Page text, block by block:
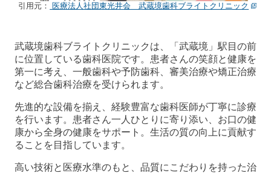
引用元： 医療法人社団東光井会 武蔵境歯科ブライトクリニック
武蔵境歯科ブライトクリニックは、「武蔵境」駅目の前
に位置している歯科医院です。患者さんの笑顔と健康を
第一に考え、一般歯科や予防歯科、審美治療や矯正治療
など総合歯科治療を受けられます。
先進的な設備を揃え、経験豊富な歯科医師が丁寧に診療
を行います。患者さん一人ひとりに寄り添い、お口の健
康から全身の健康をサポート。生活の質の向上に貢献す
ることを目指しています。
高い技術と医療水準のもと、品質にこだわりを持った治